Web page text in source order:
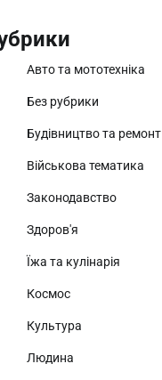
Авто та мототехніка
Без рубрики
Будівництво та ремонт
Військова тематика
Законодавство
Здоров'я
Їжа та кулінарія
Космос
Культура
Людина